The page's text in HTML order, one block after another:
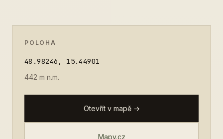
POLOHA
48.98246, 15.44901
442 m n.m.
Otevřít v mapě →
Mapy.cz